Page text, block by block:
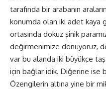
tarafında bir arabanın
konumda olan iki adet kaya
ortasında dokuz şinik
değirmenimize dönüyoruz,
var bu alanda iki büyükçe taş
için bağlar idik. Diğerine ise
Özengilerin altına yine bir